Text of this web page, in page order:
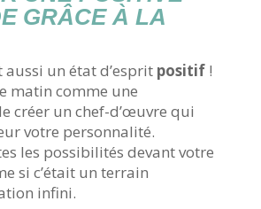
GRÂCE À LA
aussi un état d’esprit positif!
matin comme une
créer un chef-d’œuvre qui
votre personnalité.
les possibilités devant votre
si c’était un terrain
infini.